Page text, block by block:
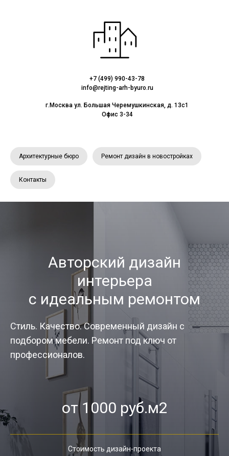
+7 (499) 990-43-78
info@rejting-arh-byuro.ru
г.Москва ул. Большая Черемушкинская, д. 13с1
Офис 3-34
Архитектурные бюро Ремонт дизайн в новостройках
Контакты
Авторский дизайн
интерьера
с идеальным ремонтом
Стиль. Качество. Современный дизайн с
подбором мебели. Ремонт под ключ от
профессионалов.
от 1000 руб.м2
Стоимость дизайн-проекта